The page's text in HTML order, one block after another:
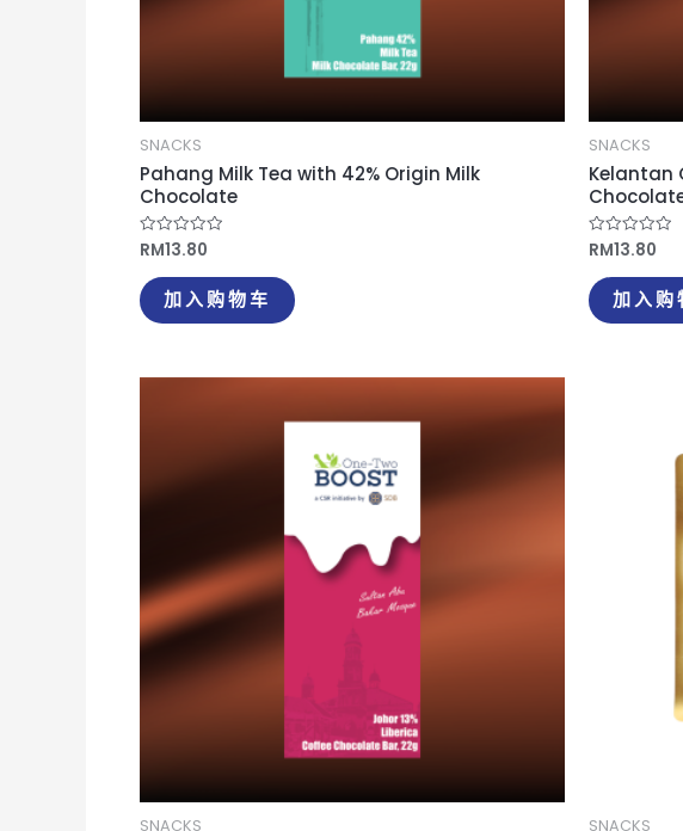
SNACKS
Pahang Milk Tea with 42% Origin Milk
Chocolate
评
分
&sol;
5
RM13.80
加入购物车
SNACKS
Kelantan
评
分
&sol;
5
RM13.80
加入购
SNACKS SNACKS